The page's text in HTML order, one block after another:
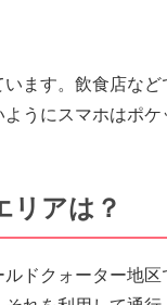
ます。飲食店な
うにスマホはポ
リアは？
ドクォーター地